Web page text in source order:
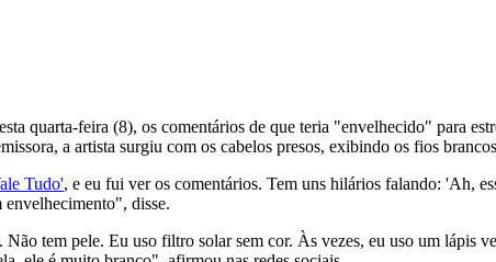
quarta-feira (8), os comentários de que teria "envelhecido" para
a artista surgiu com os cabelos presos, exibindo os fios
Tudo', e eu fui ver os comentários. Tem uns hilários falando: 'Ah,
envelhecimento", disse.
tem pele. Eu uso filtro solar sem cor. Às vezes, eu uso um lápis